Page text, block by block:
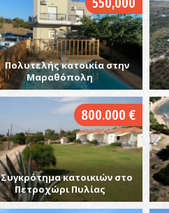
Πολυτελής κατοικία στην
Μαραθόπολη
800.000 €
Συγκρότημα κατοικιών στο
Πετροχώρι Πυλίας